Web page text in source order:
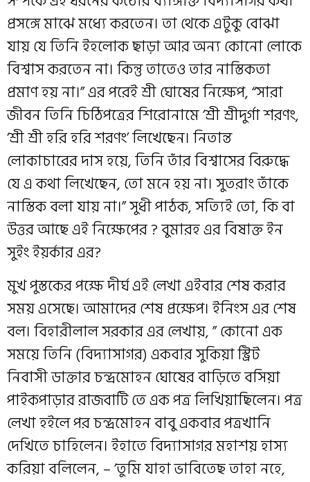
প্রসঙ্গে মাঝে মধ্যে করতেন। তা থেকে এটুকু বোঝা
যায় যে তিনি ইহলোক ছাড়া আর অন্য কোনো লোকে
বিশ্বাস করতেন না। কিন্তু তাতেও তার নাস্তিকতা
প্রমাণ হয় না।” এর পরেই শ্রী ঘোষের নিক্ষেপ, “সারা
জীবন তিনি চিঠিপত্রের শিরোনামে ‘শ্রী শ্রীদুর্গা শরণং,
‘শ্রী শ্রী হরি হরি শরণং’ লিখেছেন। নিতান্ত
লোকাচারের দাস হয়ে, তিনি তাঁর বিশ্বাসের বিরুদ্ধে
যে এ কথা লিখেছেন, তো মনে হয় না। সুতরাং তাঁকে
নাস্তিক বলা যায় না।” সুধী পাঠক, সত্যিই তো, কি বা
উত্তর আছে এই নিক্ষেপের ? বুমারহ এর বিষাক্ত ইন
সুইং ইয়র্কার এর?
মুখ পুস্তকের পক্ষে দীর্ঘ এই লেখা এইবার শেষ করার
সময় এসেছে। আমাদের শেষ প্রক্ষেপ। ইনিংস এর শেষ
বল। বিহারীলাল সরকার এর লেখায়, ” কোনো এক
সময়ে তিনি (বিদ্যাসাগর) একবার সুকিয়া স্ট্রিট
নিবাসী ডাক্তার চন্দ্রমোহন ঘোষের বাড়িতে বসিয়া
পাইকপাড়ার রাজবাটি তে এক পত্র লিখিয়াছিলেন। পত্র
লেখা হইলে পর চন্দ্রমোহন বাবু একবার পত্রখানি
দেখিতে চাহিলেন। ইহাতে বিদ্যাসাগর মহাশয় হাস্য
করিয়া বলিলেন, – ‘তুমি যাহা ভাবিতেছ তাহা নহে,